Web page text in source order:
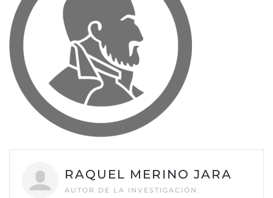
RAQUEL MERINO JARA
AUTOR DE LA INVESTIGACIÓN